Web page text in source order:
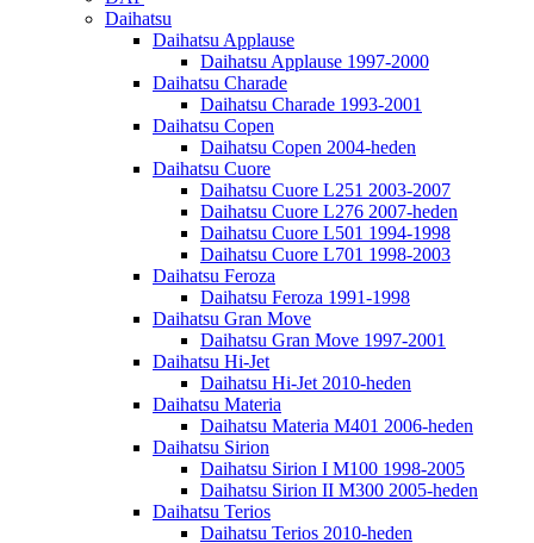
Daihatsu
Daihatsu Applause
Daihatsu Applause 1997-2000
Daihatsu Charade
Daihatsu Charade 1993-2001
Daihatsu Copen
Daihatsu Copen 2004-heden
Daihatsu Cuore
Daihatsu Cuore L251 2003-2007
Daihatsu Cuore L276 2007-heden
Daihatsu Cuore L501 1994-1998
Daihatsu Cuore L701 1998-2003
Daihatsu Feroza
Daihatsu Feroza 1991-1998
Daihatsu Gran Move
Daihatsu Gran Move 1997-2001
Daihatsu Hi-Jet
Daihatsu Hi-Jet 2010-heden
Daihatsu Materia
Daihatsu Materia M401 2006-heden
Daihatsu Sirion
Daihatsu Sirion I M100 1998-2005
Daihatsu Sirion II M300 2005-heden
Daihatsu Terios
Daihatsu Terios 2010-heden